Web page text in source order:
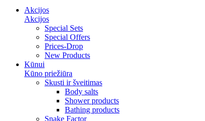
Akcijos
Akcijos
Special Sets
Special Offers
Prices-Drop
New Products
Kūnui
Kūno priežiūra
Skusti ir šveitimas
Body salts
Shower products
Bathing products
Snake Factor